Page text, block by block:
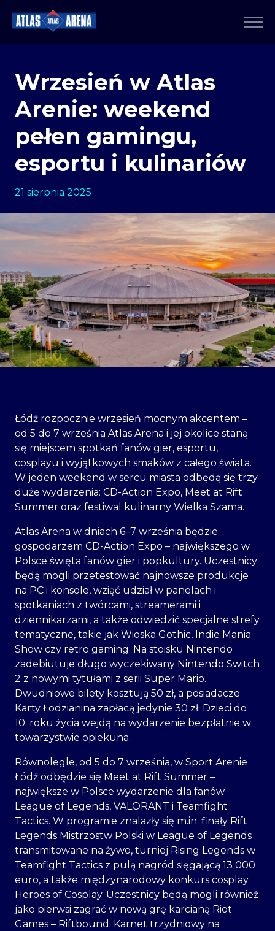
Wrzesień w Atlas
Arenie: weekend
pełen gamingu,
esportu i kulinariów
21 sierpnia 2025
Łódź rozpocznie wrzesień mocnym akcentem –
od 5 do 7 września Atlas Arena i jej okolice staną
się miejscem spotkań fanów gier, esportu,
cosplayu i wyjątkowych smaków z całego świata.
W jeden weekend w sercu miasta odbędą się trzy
duże wydarzenia: CD-Action Expo, Meet at Rift
Summer oraz festiwal kulinarny Wielka Szama.
Atlas Arena w dniach 6–7 września będzie
gospodarzem CD-Action Expo – największego w
Polsce święta fanów gier i popkultury. Uczestnicy
będą mogli przetestować najnowsze produkcje
na PC i konsole, wziąć udział w panelach i
spotkaniach z twórcami, streamerami i
dziennikarzami, a także odwiedzić specjalne strefy
tematyczne, takie jak Wioska Gothic, Indie Mania
Show czy retro gaming. Na stoisku Nintendo
zadebiutuje długo wyczekiwany Nintendo Switch
2 z nowymi tytułami z serii Super Mario.
Dwudniowe bilety kosztują 50 zł, a posiadacze
Karty Łodzianina zapłacą jedynie 30 zł. Dzieci do
10. roku życia wejdą na wydarzenie bezpłatnie w
towarzystwie opiekuna.
Równolegle, od 5 do 7 września, w Sport Arenie
Łódź odbędzie się Meet at Rift Summer –
największe w Polsce wydarzenie dla fanów
League of Legends, VALORANT i Teamfight
Tactics. W programie znalazły się m.in. finały Rift
Legends Mistrzostw Polski w League of Legends
transmitowane na żywo, turniej Rising Legends w
Teamfight Tactics z pulą nagród sięgającą 13 000
euro, a także międzynarodowy konkurs cosplay
Heroes of Cosplay. Uczestnicy będą mogli również
jako pierwsi zagrać w nową grę karcianą Riot
Games – Riftbound. Karnet trzydniowy na